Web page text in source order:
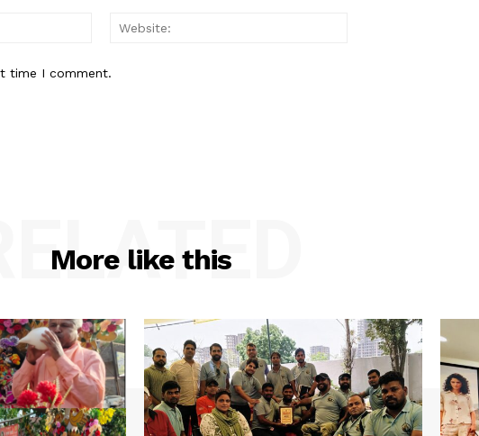
Email:*
time I comment.
More like this
RELATED